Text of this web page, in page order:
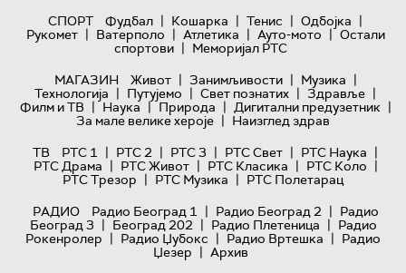
СПОРТ
Фудбал | Кошарка | Тенис | Одбојка |
Рукомет | Ватерполо | Атлетика | Ауто-мото | Остали
спортови | Меморијал РТС
МАГАЗИН
Живот | Занимљивости | Музика |
Технологијa | Путујемо | Свет познатих | Здравље |
Филм и ТВ | Наука | Природа | Дигитални предузетник |
За мале велике хероје | Наизглед здрав
ТВ
РТС 1 | РТС 2 | РТС 3 | РТС Свет | РТС Наука |
РТС Драма | РТС Живот | РТС Класика | РТС Коло |
РТС Трезор | РТС Музика | РТС Полетарац
РАДИО
Радио Београд 1 | Радио Београд 2 | Радио
Београд 3 | Београд 202 | Радио Плетеница | Радио
Рокенролер | Радио Џубокс | Радио Вртешка | Радио
Џезер | Архив